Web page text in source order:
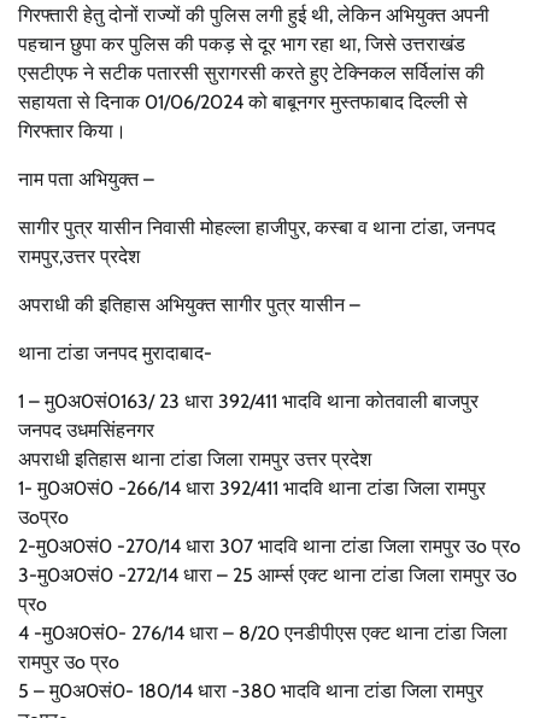
गिरफ्तारी हेतु दोनों राज्यों की पुलिस लगी हुई थी, लेकिन अभियुक्त अपनी
पहचान छुपा कर पुलिस की पकड़ से दूर भाग रहा था, जिसे उत्तराखंड
एसटीएफ ने सटीक पतारसी सुरागरसी करते हुए टेक्निकल सर्विलांस की
सहायता से दिनाक 01/06/2024 को बाबूनगर मुस्तफाबाद दिल्ली से
गिरफ्तार किया।
नाम पता अभियुक्त –
सागीर पुत्र यासीन निवासी मोहल्ला हाजीपुर, कस्बा व थाना टांडा, जनपद
रामपुर,उत्तर प्रदेश
अपराधी की इतिहास अभियुक्त सागीर पुत्र यासीन –
थाना टांडा जनपद मुरादाबाद-
1 – मु0अ0सं0163/ 23 धारा 392/411 भादवि थाना कोतवाली बाजपुर
जनपद उधमसिंहनगर
अपराधी इतिहास थाना टांडा जिला रामपुर उत्तर प्रदेश
1- मु0अ0सं0 -266/14 धारा 392/411 भादवि थाना टांडा जिला रामपुर
उoप्रo
2-मु0अ0सं0 -270/14 धारा 307 भादवि थाना टांडा जिला रामपुर उo प्रo
3-मु0अ0सं0 -272/14 धारा – 25 आर्म्स एक्ट थाना टांडा जिला रामपुर उo
प्रo
4 -मु0अ0सं0- 276/14 धारा – 8/20 एनडीपीएस एक्ट थाना टांडा जिला
रामपुर उo प्रo
5 – मु0अ0सं0- 180/14 धारा -380 भादवि थाना टांडा जिला रामपुर